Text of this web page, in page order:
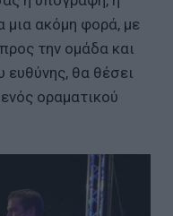
μια ακόμη φορά, με
την ομάδα και
ευθύνης, θα θέσει
οραματικού